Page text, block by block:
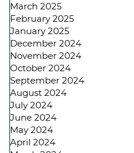
March 2025
February 2025
January 2025
December 2024
November 2024
October 2024
September 2024
August 2024
July 2024
June 2024
May 2024
April 2024